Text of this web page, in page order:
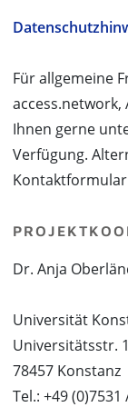
Für allgemeine
Ihnen gerne
Verfügung.
Dr. Anja
Universität
Universitätsstr.
78457 Konstanz
Tel.: +49 (0)7531